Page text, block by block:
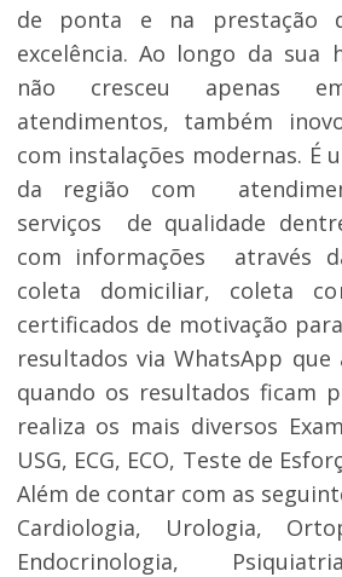
de ponta e na prestação
excelência. Ao longo da sua
não cresceu apenas
atendimentos, também
com instalações modernas. É
da região com
serviços de qualidade
com informações através
coleta domiciliar, coleta
certificados de motivação
resultados via WhatsApp que
quando os resultados ficam
realiza os mais diversos
USG, ECG, ECO, Teste de
Além de contar com as
Cardiologia, Urologia,
Endocrinologia,